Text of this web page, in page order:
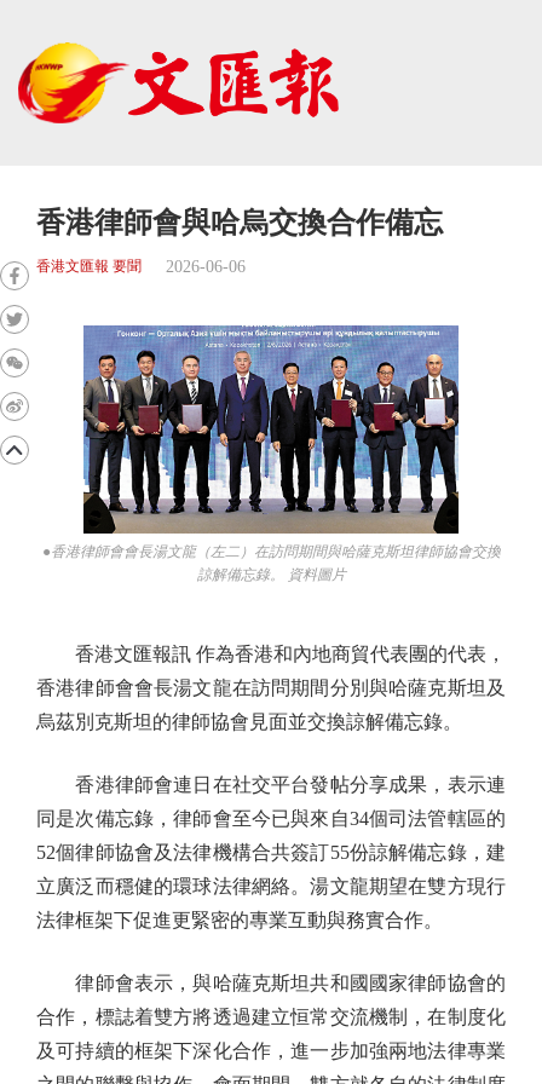
香港律師會與哈烏交換合作備忘
香港文匯報 要聞 2026-06-06
●香港律師會會長湯文龍（左二）在訪問期間與哈薩克斯坦律師協會交換
諒解備忘錄。 資料圖片
香港文匯報訊 作為香港和內地商貿代表團的代表，
香港律師會會長湯文龍在訪問期間分別與哈薩克斯坦及
烏茲別克斯坦的律師協會見面並交換諒解備忘錄。
香港律師會連日在社交平台發帖分享成果，表示連
同是次備忘錄，律師會至今已與來自34個司法管轄區的
52個律師協會及法律機構合共簽訂55份諒解備忘錄，建
立廣泛而穩健的環球法律網絡。湯文龍期望在雙方現行
法律框架下促進更緊密的專業互動與務實合作。
律師會表示，與哈薩克斯坦共和國國家律師協會的
合作，標誌着雙方將透過建立恒常交流機制，在制度化
及可持續的框架下深化合作，進一步加強兩地法律專業